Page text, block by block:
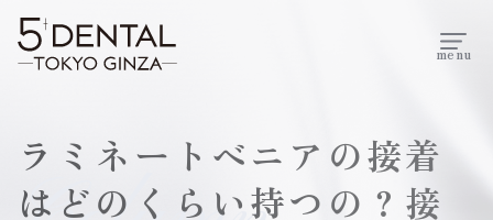
menu
ラミネートベニアの接着
はどのくらい持つの？接